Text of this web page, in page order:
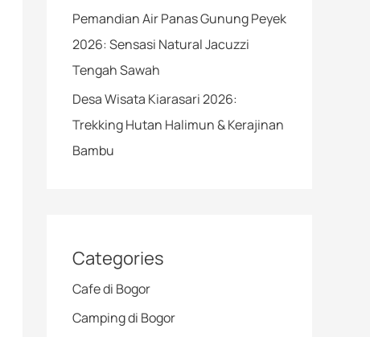
Pemandian Air Panas Gunung Peyek
2026: Sensasi Natural Jacuzzi
Tengah Sawah
Desa Wisata Kiarasari 2026:
Trekking Hutan Halimun & Kerajinan
Bambu
Categories
Cafe di Bogor
Camping di Bogor